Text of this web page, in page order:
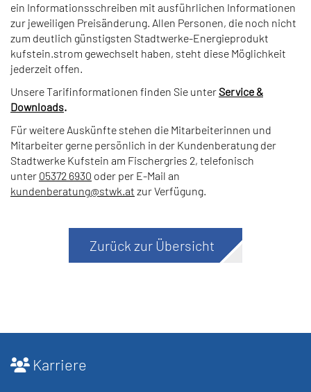
ein Informationsschreiben mit ausführlichen Informationen
zur jeweiligen Preisänderung. Allen Personen, die noch nicht
zum deutlich günstigsten Stadtwerke-Energieprodukt
kufstein.strom gewechselt haben, steht diese Möglichkeit
jederzeit offen.
Unsere Tarifinformationen finden Sie unter Service &
Downloads.
Für weitere Auskünfte stehen die Mitarbeiterinnen und
Mitarbeiter gerne persönlich in der Kundenberatung der
Stadtwerke Kufstein am Fischergries 2, telefonisch
unter 05372 6930 oder per E-Mail an
kundenberatung@stwk.at zur Verfügung.
Zurück zur Übersicht
Karriere